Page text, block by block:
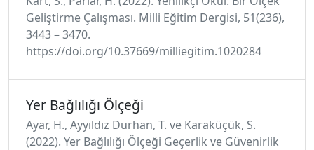
Geliştirme Çalışması. Milli Eğitim Dergisi, 51(236),
3443 – 3470.
https://doi.org/10.37669/milliegitim.1020284
Yer Bağlılığı Ölçeği
Ayar, H., Ayyıldız Durhan, T. ve Karaküçük, S.
(2022). Yer Bağlılığı Ölçeği Geçerlik ve Güvenirlik